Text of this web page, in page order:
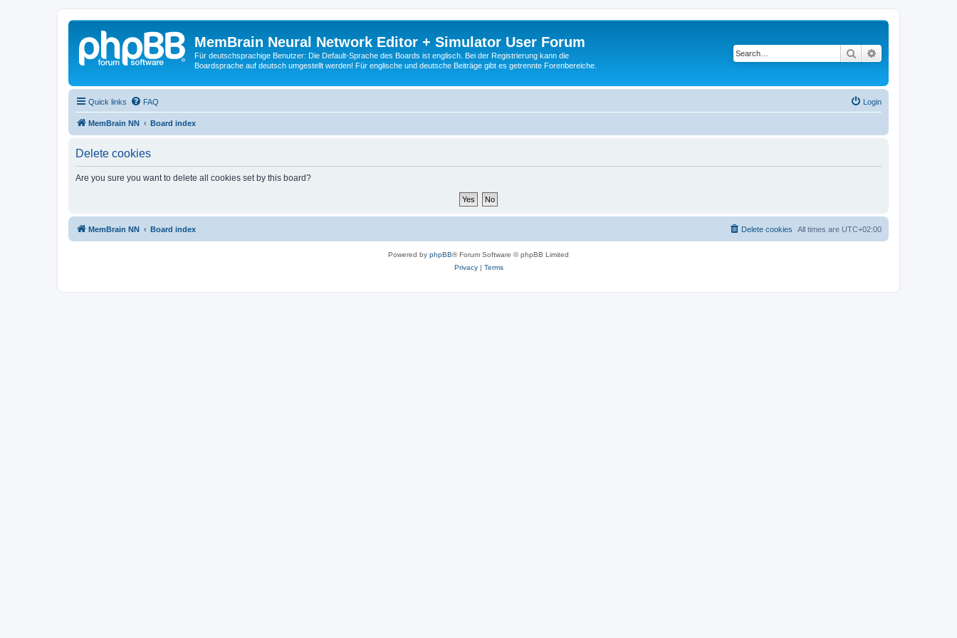
MemBrain Neural Network Editor + Simulator User Forum
Für deutschsprachige Benutzer: Die Default-Sprache des Boards ist englisch. Bei der Registrierung kann die
Boardsprache auf deutsch umgestellt werden! Für englische und deutsche Beiträge gibt es getrennte Forenbereiche.
Search
Quick links FAQ Login
MemBrain NN Board index
Delete cookies
Are you sure you want to delete all cookies set by this board?
MemBrain NN Board index All times are UTC+02:00
Delete cookies
Powered by phpBB® Forum Software © phpBB Limited
Privacy| Terms